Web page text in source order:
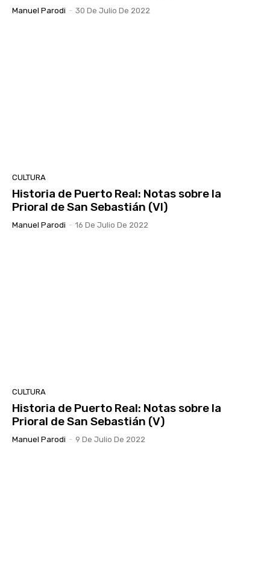
Manuel Parodi - 30 De Julio De 2022
CULTURA
Historia de Puerto Real: Notas sobre la
Prioral de San Sebastián (VI)
Manuel Parodi - 16 De Julio De 2022
CULTURA
Historia de Puerto Real: Notas sobre la
Prioral de San Sebastián (V)
Manuel Parodi - 9 De Julio De 2022